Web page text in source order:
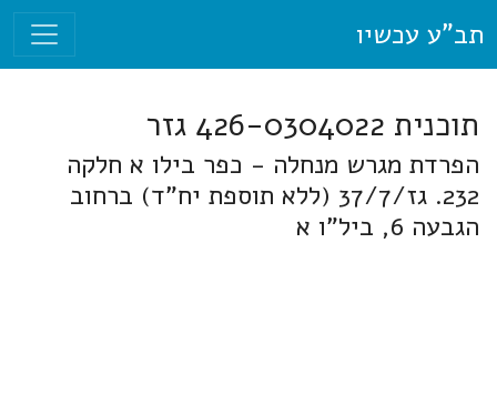
תב"ע עכשיו
תוכנית 426-0304022 גזר
הפרדת מגרש מנחלה - כפר בילו א חלקה
232. גז/37/7 (ללא תוספת יח"ד) ברחוב
הגבעה 6, ביל"ו א